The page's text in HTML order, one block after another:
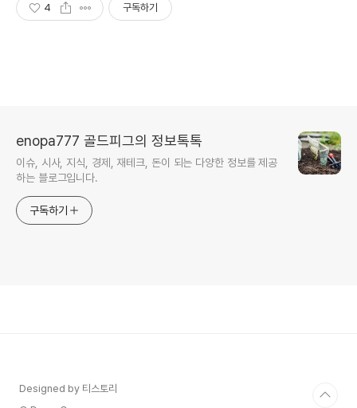
4 구독하기
enopa777 골드피그의 정보톡톡
이슈, 시사, 지식, 경제, 재테크, 돈이 되는 다양한 정보를 제공
하는 블로그입니다.
구독하기
Designed by 티스토리